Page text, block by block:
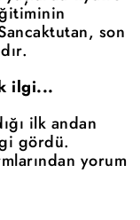
son
ilgi...
ilk andan
gördü.
yorum